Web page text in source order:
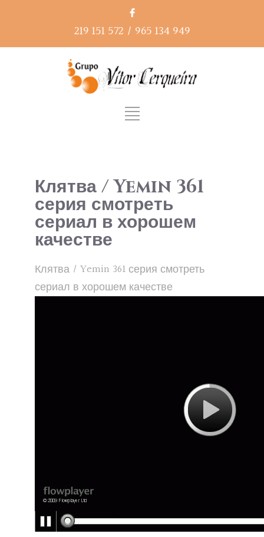
219 151 572 / 965 134 949
Клятва / Yemin 361
серия смотреть
сериал в хорошем
качестве
Клятва / Yemin 361 серия смотреть
сериал в хорошем качестве